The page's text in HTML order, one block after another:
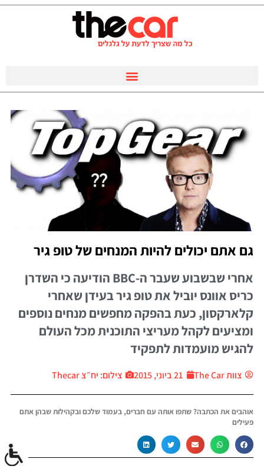
גם אתם יכולים להיות המנחים של טופ גיר
אחרי שבשבוע שעבר ה-BBC הודיעה כי השדרן
כריס אוונס יוביל את טופ גיר בעידן שאחרי
קלארקסון, כעת בהפקה מחפשים מנחים נוספים
ומציעים לקהל מעריצי התוכנית מכל העולם
להגיש מועמדות לתפקיד
צוות The Car 21 ביוני, 2015 צילום: יח״צ Thecar
אוהבים את הכתבה? שתפו אותה עם חברים, בעמוד שלכם ובקהילות שבהן אתם
פעילים